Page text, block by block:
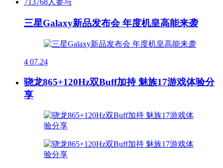
713768人参与
三星Galaxy新品发布会 年度机皇高能来袭
4 07.24
骁龙865+120Hz双Buff加持 魅族17游戏体验分
享